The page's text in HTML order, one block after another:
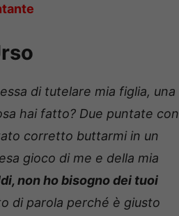
di tutelare mia figlia, una
hai fatto? Due puntate con
corretto buttarmi in un
gioco di me e della mia
non ho bisogno dei tuoi
di parola perché è giusto